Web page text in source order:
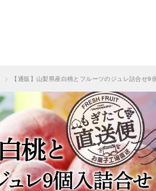
> 【通販】山梨県産白桃とフルーツのジュレ詰合せ9